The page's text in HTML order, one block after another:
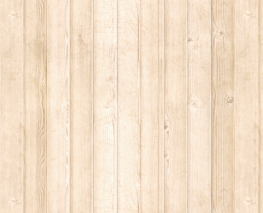
без письменного разрешения автора - запрещено, и будет преследоваться по